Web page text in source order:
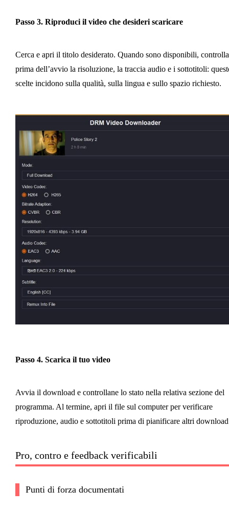
Passo 3. Riproduci il video che desideri scaricare
Cerca e apri il titolo desiderato. Quando sono disponibili, controlla
prima dell’avvio la risoluzione, la traccia audio e i sottotitoli:
scelte incidono sulla qualità, sulla lingua e sullo spazio richiesto.
Passo 4. Scarica il tuo video
Avvia il download e controllane lo stato nella relativa sezione del
programma. Al termine, apri il file sul computer per verificare
riproduzione, audio e sottotitoli prima di pianificare altri
Pro, contro e feedback verificabili
Punti di forza documentati